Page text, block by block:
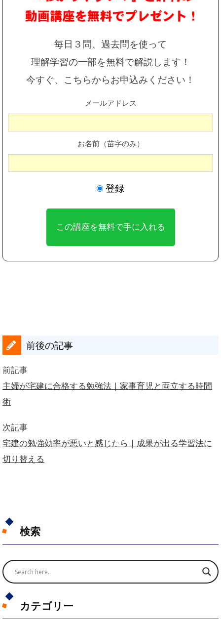
毎日３問、過去問を使って
理解学習の一部を無料で解説します！
今すぐ、こちらからお申込みください！
メールアドレス
お名前（苗字のみ）
登録
前後の記事
前記事
主婦が宅建に合格する勉強法｜家事育児と両立する時間
術
次記事
宅建の勉強効率が悪いと感じたら｜成果が出る学習法に
切り替える
検索
カテゴリー